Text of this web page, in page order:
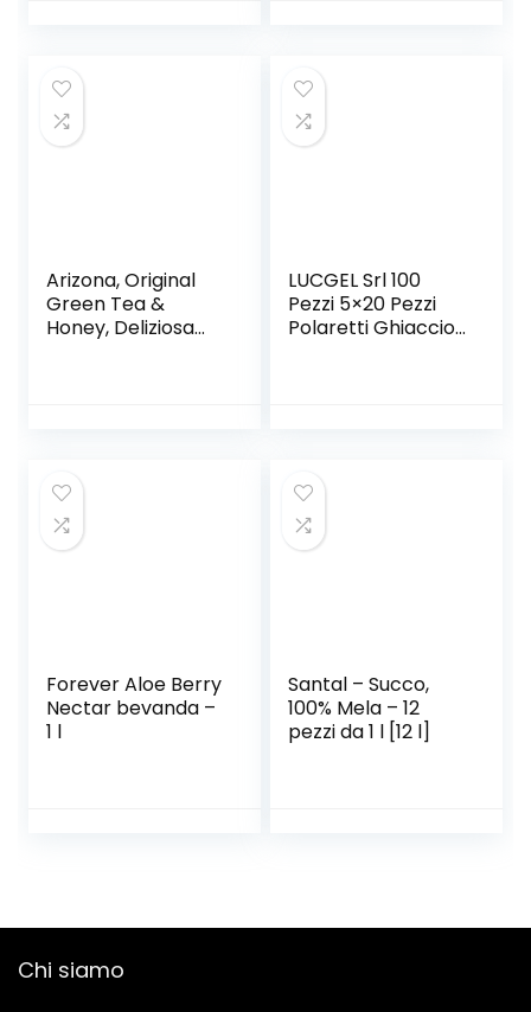
Arizona, Original
Green Tea &
Honey, Deliziosa
Momento, Senza
Aromi e Coloranti,
6 Bottiglie PET
LUCGEL Srl 100
Pezzi 5×20 Pezzi
Polaretti Ghiaccioli
Forever Aloe Berry
Nectar bevanda –
1 l
Santal – Succo,
100% Mela – 12
pezzi da 1 l [12 l]
Chi siamo